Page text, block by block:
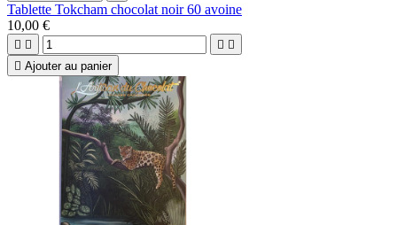
Tablette Tokcham chocolat noir 60 avoine
10,00 €
   
 Ajouter au panier